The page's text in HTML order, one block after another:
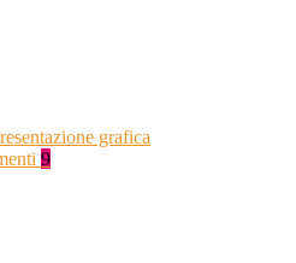
grafica
9